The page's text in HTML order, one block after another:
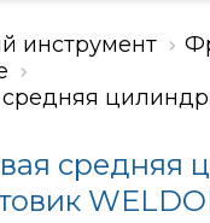
инструмент
средняя